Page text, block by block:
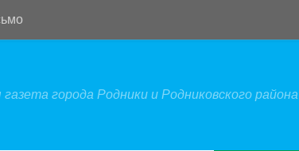
города Родники и Родниковского района